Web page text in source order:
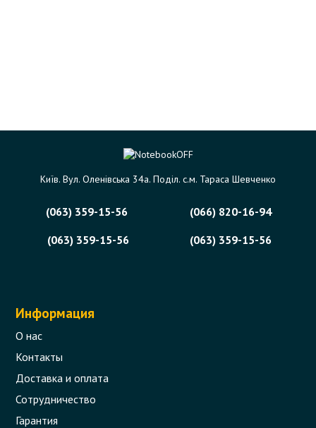
Київ. Вул. Оленівська 34а. Поділ. с.м. Тараса Шевченко
(063) 359-15-56
(066) 820-16-94
(063) 359-15-56
(063) 359-15-56
Информация
О нас
Контакты
Доставка и оплата
Сотрудничество
Гарантия